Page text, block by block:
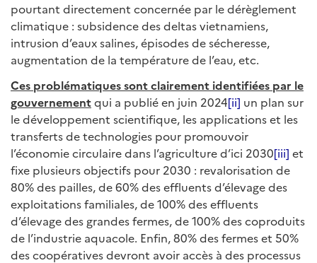
pourtant directement concernée par le dérèglement
climatique : subsidence des deltas vietnamiens,
intrusion d’eaux salines, épisodes de sécheresse,
augmentation de la température de l’eau, etc.
Ces problématiques sont clairement identifiées par le
gouvernementqui a publié en juin 2024[ii] un plan sur
le développement scientifique, les applications et les
transferts de technologies pour promouvoir
l’économie circulaire dans l’agriculture d’ici 2030[iii] et
fixe plusieurs objectifs pour 2030 : revalorisation de
80% des pailles, de 60% des effluents d’élevage des
exploitations familiales, de 100% des effluents
d’élevage des grandes fermes, de 100% des coproduits
de l’industrie aquacole. Enfin, 80% des fermes et 50%
des coopératives devront avoir accès à des processus